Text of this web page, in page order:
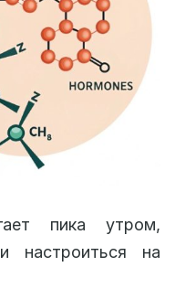
пика утром,
настроиться на